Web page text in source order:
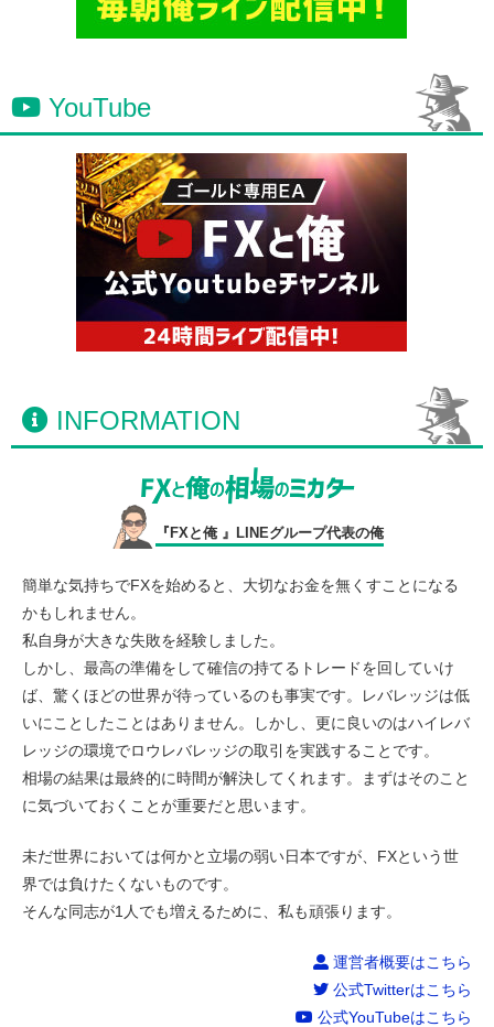
YouTube
INFORMATION
『FXと俺 』LINEグループ代表の俺
簡単な気持ちでFXを始めると、大切なお金を無くすことになる
かもしれません。
私自身が大きな失敗を経験しました。
しかし、最高の準備をして確信の持てるトレードを回していけ
ば、驚くほどの世界が待っているのも事実です。レバレッジは低
いにことしたことはありません。しかし、更に良いのはハイレバ
レッジの環境でロウレバレッジの取引を実践することです。
相場の結果は最終的に時間が解決してくれます。まずはそのこと
に気づいておくことが重要だと思います。
未だ世界においては何かと立場の弱い日本ですが、FXという世
界では負けたくないものです。
そんな同志が1人でも増えるために、私も頑張ります。
運営者概要はこちら
公式Twitterはこちら
公式YouTubeはこちら